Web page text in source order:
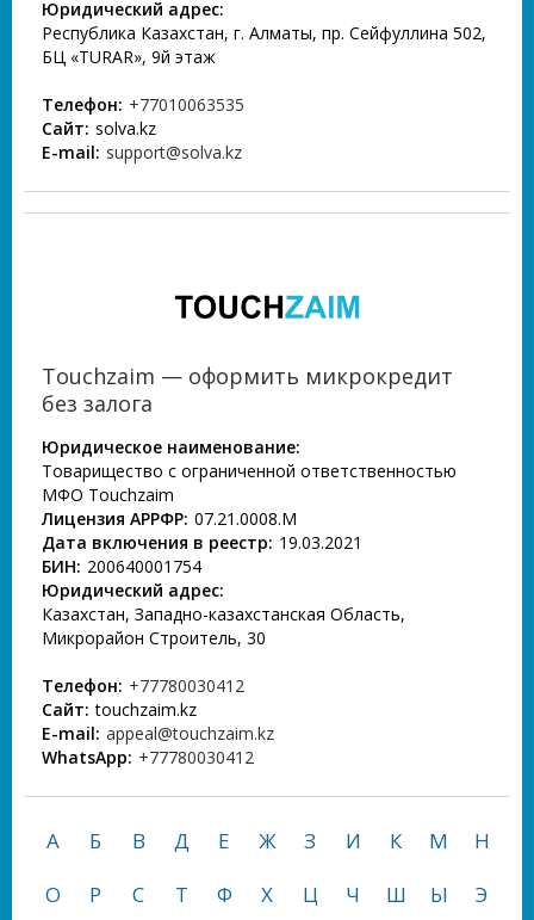
Юридический адрес:
Республика Казахстан, г. Алматы, пр. Сейфуллина 502,
БЦ «TURAR», 9й этаж
Телефон: +77010063535
Сайт: solva.kz
E-mail: support@solva.kz
Touchzaim — оформить микрокредит
без залога
Юридическое наименование:
Товарищество с ограниченной ответственностью
МФО Touchzaim
Лицензия АРРФР: 07.21.0008.М
Дата включения в реестр: 19.03.2021
БИН: 200640001754
Юридический адрес:
Казахстан, Западно-казахстанская Область,
Микрорайон Строитель, 30
Телефон: +77780030412
Сайт: touchzaim.kz
E-mail: appeal@touchzaim.kz
WhatsApp: +77780030412
А Б В Д Е Ж З И К М
Н
О
Р С Т Ф Х Ц Ч Ш Ы
Э